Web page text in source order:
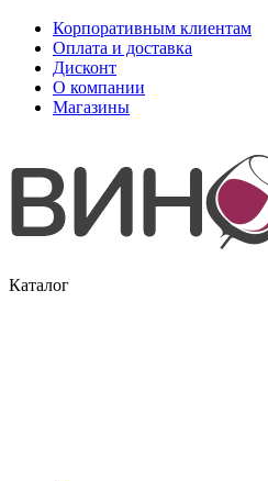
Корпоративным клиентам
Оплата и доставка
Дисконт
О компании
Магазины
Каталог